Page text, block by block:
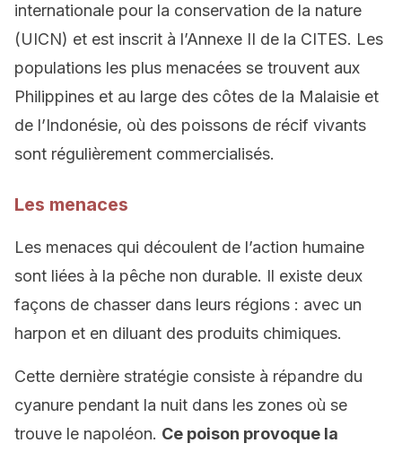
internationale pour la conservation de la nature
(UICN) et est inscrit à l’Annexe II de la CITES. Les
populations les plus menacées se trouvent aux
Philippines et au large des côtes de la Malaisie et
de l’Indonésie, où des poissons de récif vivants
sont régulièrement commercialisés.
Les menaces
Les menaces qui découlent de l’action humaine
sont liées à la pêche non durable. Il existe deux
façons de chasser dans leurs régions : avec un
harpon et en diluant des produits chimiques.
Cette dernière stratégie consiste à répandre du
cyanure pendant la nuit dans les zones où se
trouve le napoléon. Ce poison provoque la